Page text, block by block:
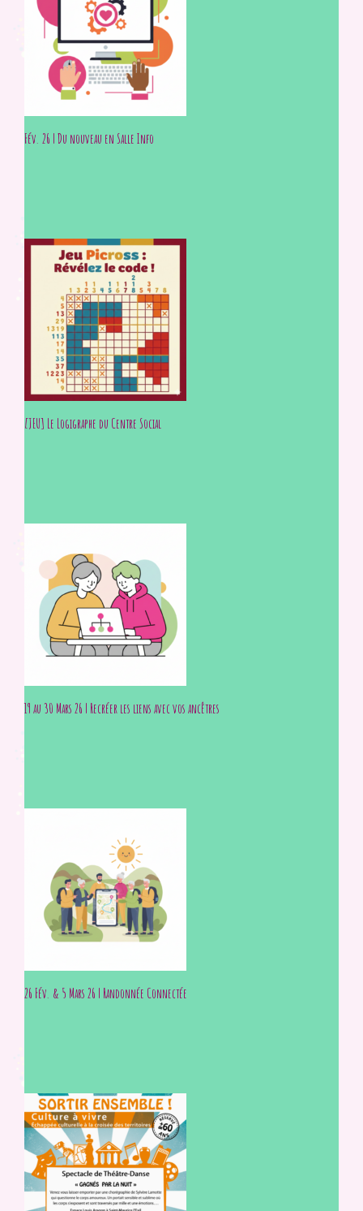
Fév. 26 | Du nouveau en Salle Info
[JEU] Le Logigraphe du Centre Social
19 au 30 Mars 26 | Recréer les liens avec vos ancêtres
26 Fév. & 5 Mars 26 | Randonnée Connectée